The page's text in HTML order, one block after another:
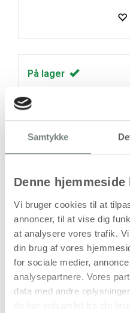
Samtykke
Denne
Vi bruger cookies til at
annoncer, til at vise dig
at analysere vores trafik.
din brug af vores
for sociale medier,
analysepartnere. Vores
data med andre
På lager
Handelsbetingelser
Produktbeskrivelse
Dette bogstav er håndlavet
Q. Konstruktionen er let og
er karakteristisk for
velegnet til dekorative
projekter, hvor et stort